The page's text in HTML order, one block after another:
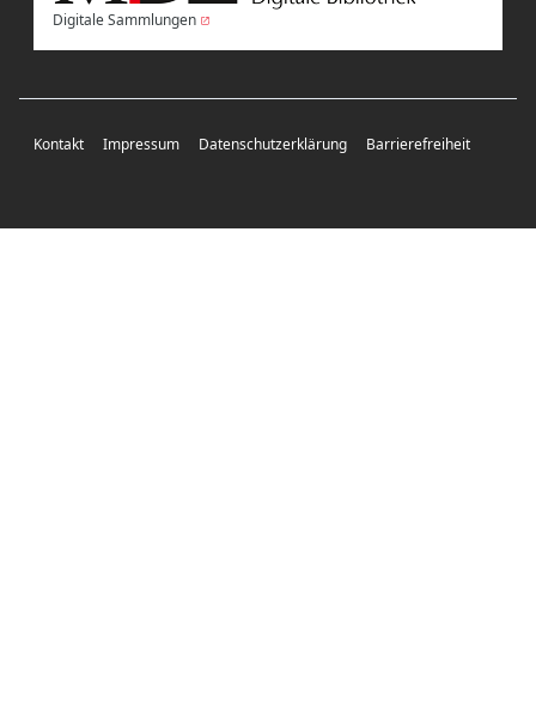
Digitale Sammlungen
Kontakt Impressum Datenschutzerklärung Barrierefreiheit